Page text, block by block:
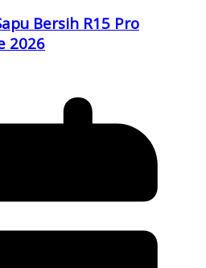
Bersih R15 Pro
2026